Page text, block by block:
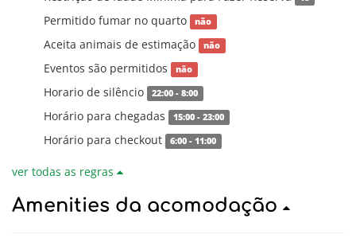
Permitido fumar no quarto não
Aceita animais de estimação não
Eventos são permitidos não
Horario de silêncio 22:00 - 8:00
Horário para chegadas 15:00 - 23:00
Horário para checkout 6:00 - 11:00
ver todas as regras
Amenities da acomodação